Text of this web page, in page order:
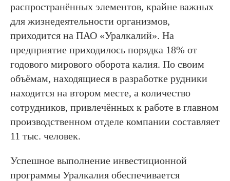
распространённых элементов, крайне важных
для жизнедеятельности организмов,
приходится на ПАО «Уралкалий». На
предприятие приходилось порядка 18% от
годового мирового оборота калия. По своим
объёмам, находящиеся в разработке рудники
находится на втором месте, а количество
сотрудников, привлечённых к работе в главном
производственном отделе компании составляет
11 тыс. человек.
Успешное выполнение инвестиционной
программы Уралкалия обеспечивается